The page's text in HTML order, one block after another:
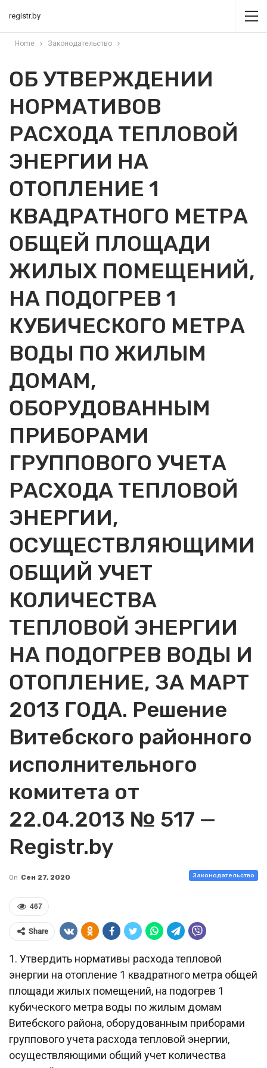
registr.by
Home Законодательство
ОБ УТВЕРЖДЕНИИ
НОРМАТИВОВ
РАСХОДА ТЕПЛОВОЙ
ЭНЕРГИИ НА
ОТОПЛЕНИЕ 1
КВАДРАТНОГО МЕТРА
ОБЩЕЙ ПЛОЩАДИ
ЖИЛЫХ ПОМЕЩЕНИЙ,
НА ПОДОГРЕВ 1
КУБИЧЕСКОГО МЕТРА
ВОДЫ ПО ЖИЛЫМ
ДОМАМ,
ОБОРУДОВАННЫМ
ПРИБОРАМИ
ГРУППОВОГО УЧЕТА
РАСХОДА ТЕПЛОВОЙ
ЭНЕРГИИ,
ОСУЩЕСТВЛЯЮЩИМИ
ОБЩИЙ УЧЕТ
КОЛИЧЕСТВА
ТЕПЛОВОЙ ЭНЕРГИИ
НА ПОДОГРЕВ ВОДЫ И
ОТОПЛЕНИЕ, ЗА МАРТ
2013 ГОДА. Решение
Витебского районного
исполнительного
комитета от
22.04.2013 № 517 —
Registr.by
Законодательство
On Сен 27, 2020
467
Share
1. Утвердить нормативы расхода тепловой
энергии на отопление 1 квадратного метра общей
площади жилых помещений, на подогрев 1
кубического метра воды по жилым домам
Витебского района, оборудованным приборами
группового учета расхода тепловой энергии,
осуществляющими общий учет количества